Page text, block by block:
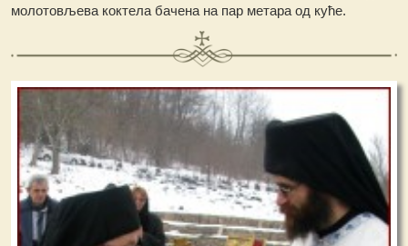
молотовљева коктела бачена на пар метара од куће.